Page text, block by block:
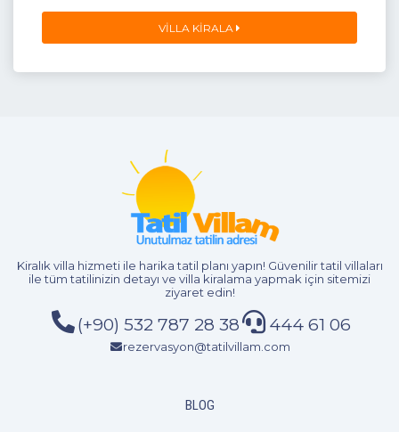
VILLA KIRALA
Kiralık villa hizmetiile harika tatil planı yapın! Güvenilir tatil villaları
ile tüm tatilinizin detayı ve villa kiralama yapmak için sitemizi
ziyaret edin!
(+90) 532 787 28 38 444 61 06
rezervasyon@tatilvillam.com
BLOG